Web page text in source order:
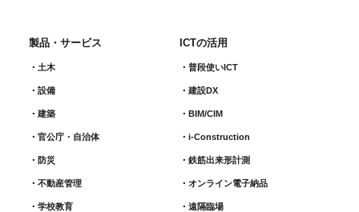
製品・サービス
土木
設備
建築
官公庁・自治体
防災
不動産管理
学校教育
ICTの活用
普段使いICT
建設DX
BIM/CIM
i-Construction
鉄筋出来形計測​
オンライン電子納品
遠隔臨場